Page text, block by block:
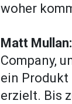
woher
Matt Mullan:
Company,
ein Produkt
erzielt. Bis